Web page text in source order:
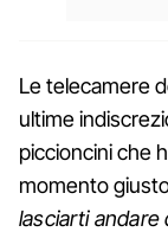
Le telecamere
ultime
piccioncini che
momento
lasciarti andare